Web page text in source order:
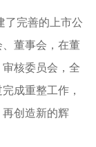
了完善的上市公
董事会，在董
核委员会，全
成重整工作，
创造新的辉